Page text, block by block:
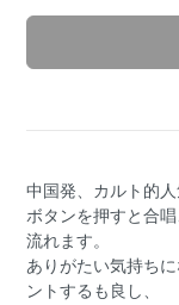
中国発、カルト的
ボタンを押すと合
流れます。
ありがたい気持ち
ントするも良し、